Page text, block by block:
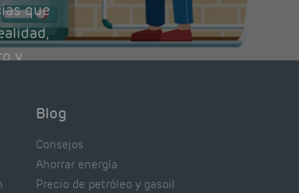
que
y
Blog
Consejos
Ahorrar energía
Precio de petróleo y gasoil